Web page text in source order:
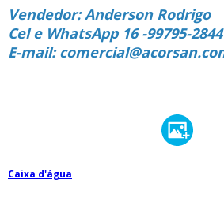
Vendedor: Anderson Rodrigo
Cel e WhatsApp 16 -99795-2844
E-mail:
Caixa d'água